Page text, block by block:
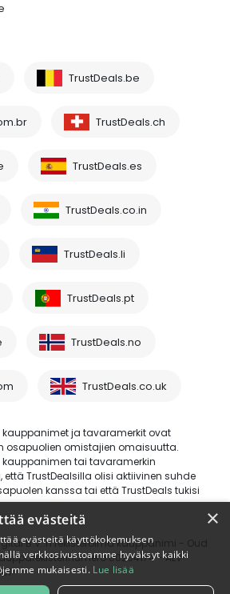
TrustDeals.be
TrustDeals.ch
TrustDeals.es
TrustDeals.co.in
TrustDeals.li
TrustDeals.pt
TrustDeals.no
TrustDeals.co.uk
ja tavaramerkit ovat
osapuolien omistajien omaisuutta.
tai tavaramerkin
että TrustDealsilla olisi aktiivinen suhde
kanssa tai että TrustDeals tukisi
B.V.:n rekisteröimä kauppanimi - Oud
80264174 - ALV-
×
evästeitä
evästeitä käyttökokemuksen
verkkosivustoamme hyväksyt kaikki
mukaisesti. Lue lisää